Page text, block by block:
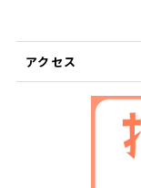
アクセス